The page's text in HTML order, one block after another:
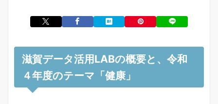
滋賀データ活用LABの概要と、令和
４年度のテーマ「健康」